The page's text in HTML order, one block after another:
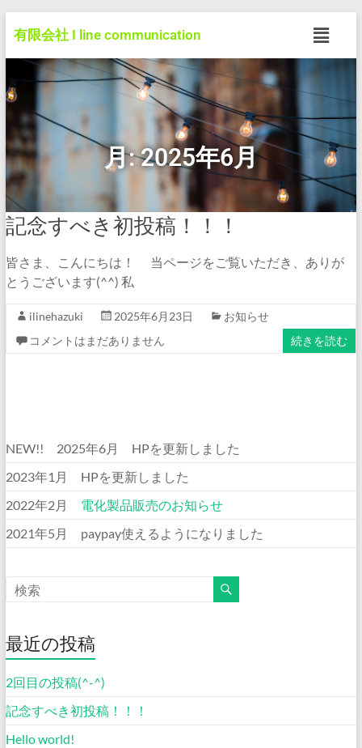
有限会社 I line communication
月:2025年6月
記念すべき初投稿！！！
皆さま、こんにちは！ 当ページをご覧いただき、ありが
とうございます(^^) 私
ilinehazuki 2025年6月23日
お知らせ
コメントはまだありません
続きを読む
NEW!! 2025年6月 HPを更新しました
2023年1月 HPを更新しました
2022年2月 電化製品販売のお知らせ
2021年5月 paypay使えるようになりました
最近の投稿
2回目の投稿(^-^)
記念すべき初投稿！！！
Hello world!